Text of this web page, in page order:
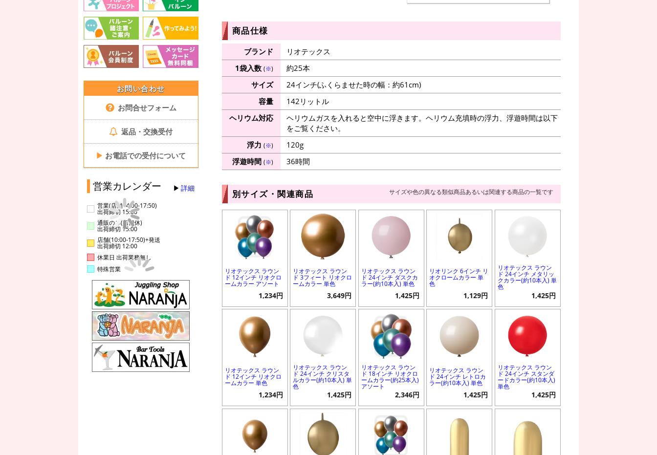
お問い合わせ
お問合せフォーム
返品・交換受付
▶ お電話での受付について
営業カレンダー 詳細
営業(店舗14:00-17:50)
出荷締切 15:00
通販のみ(店舗休)
出荷締切 15:00
店舗(10:00-17:50)+発送
出荷締切 12:00
休業日 出荷業務無し
特殊営業
商品仕様
ブランド
リオテックス
1袋入数 (※)
約25本
サイズ
24インチ(ふくらませた時の幅：約61cm)
容量
142リットル
ヘリウム対応
ヘリウムガスを入れると空中に浮きます。ヘリウム充填時の浮力、浮遊時間は以下
をご覧ください。
浮力 (※)
120g
浮遊時間 (※) 36時間
別サイズ・関連商品 サイズや色の異なる類似商品あるいは関連する商品の一覧です
リオテックス ラウン
ド 12インチ リオクロ
ームカラー アソート
1,234円
リオテックス ラウン
ド 3フィート リオクロ
ームカラー 単色
3,649円
リオテックス ラウン
ド 24インチ ダスクカ
ラー(約10本入) 単色
1,425円
リオリンク 6インチ リ
オクロームカラー 単
色
1,129円
リオテックス ラウン
ド 24インチ メタリッ
クカラー(約10本入) 単
色
1,425円
リオテックス ラウン
ド 12インチ リオクロ
ームカラー 単色
1,234円
リオテックス ラウン
ド 24インチ クリスタ
ルカラー(約10本入) 単
色
1,425円
リオテックス ラウン
ド 18インチ リオクロ
ームカラー(約25本入)
アソート
2,346円
リオテックス ラウン
ド 24インチ レトロカ
ラー(約10本入) 単色
1,425円
リオテックス ラウン
ド 24インチ スタンダ
ードカラー(約10本入)
単色
1,425円